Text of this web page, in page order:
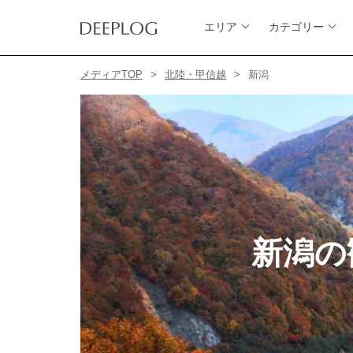
エリア カテゴリー
メディアTOP 北陸・甲信越 新潟
新潟